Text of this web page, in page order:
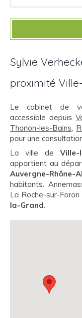
Sylvie
proximité
Le cabinet de
accessible depuis
Thonon-les-Bains,
pour une
La ville deVille-
appartient au
Auvergne-Rhône-
habitants.
La Roche-sur-
la-Grand.